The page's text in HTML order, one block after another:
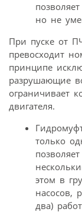
но не
При пуске от
превосходит
принципе
разрушающие
ограничивает
двигателя.
только
этом в
насосов,
два)